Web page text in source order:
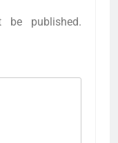
published.